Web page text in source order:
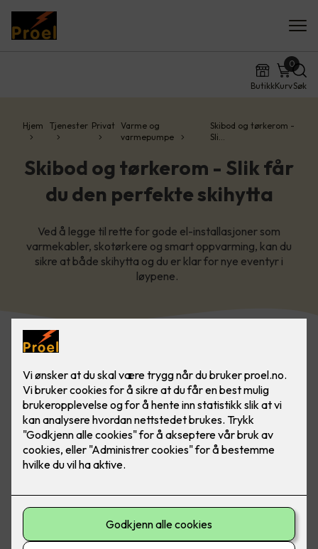
ButikkKurv
0
Søk
Hjem Tjenester Privat
Varme og
varmepumpe
Skibod og tørkerom -
Sli…
Skibod og tørkerom - Slik får
du den perfekte skihytta
Ved å legge til rette for gode el-installasjoner som
varmekabler, skotørkere og smart oppvarming, kan du
sikre at både skihytta og du er klar for nye eventyr i
løypene.
Nordmenn er født med ski på beina, det er ingen tvil om at
vintersport er en del av folkesjela vår. Etter en lang dag i
løypene, enten du har stått på snowboard, slalom eller gått
en lang skitur, er det lite som slår følelsen av å komme hjem